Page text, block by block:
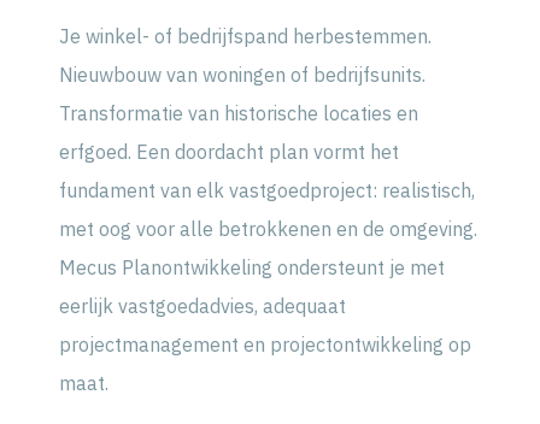
Je winkel- of bedrijfspand herbestemmen.
Nieuwbouw van woningen of bedrijfsunits.
Transformatie van historische locaties en
erfgoed. Een doordacht plan vormt het
fundament van elk vastgoedproject: realistisch,
met oog voor alle betrokkenen en de omgeving.
Mecus Planontwikkeling ondersteunt je met
eerlijk vastgoedadvies, adequaat
projectmanagement en projectontwikkeling op
maat.